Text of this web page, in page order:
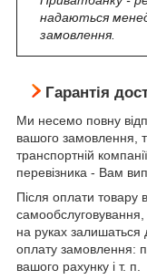
надаються
замовлення.
Гарантія
Ми несемо повну
вашого замовлення,
транспортній
перевізника - Вам
Після оплати товару
на руках
оплату замовлення:
вашого рахунку і т. п.